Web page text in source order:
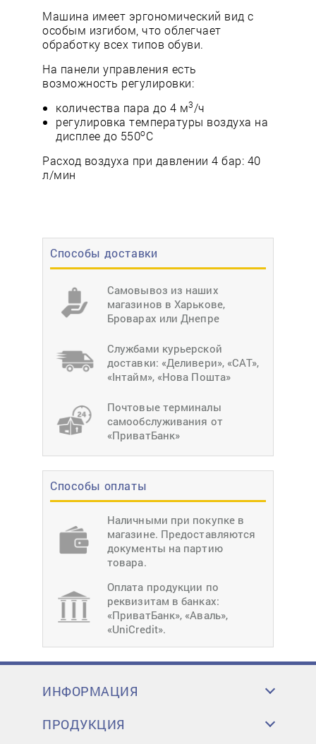
Способы доставки
Самовывоз из наших
магазинов в Харькове,
Броварах или Днепре
Службами курьерской
доставки: «Деливери», «САТ»,
«Інтайм», «Нова Пошта»
Почтовые терминалы
самообслуживания от
«ПриватБанк»
Способы оплаты
Наличными при покупке в
магазине. Предоставляются
документы на партию
товара.
Оплата продукции по
реквизитам в банках:
«ПриватБанк», «Аваль»,
«UniCredit».
Машина имеет эргономический вид с
особым изгибом, что облегчает
обработку всех типов обуви.
На панели управления есть
возможность регулировки:
количества пара до 4 м3/ч
регулировка температуры воздуха на
дисплее до 550оC
Расход воздуха при давлении 4 бар: 40
л/мин
ИНФОРМАЦИЯ
ПРОДУКЦИЯ